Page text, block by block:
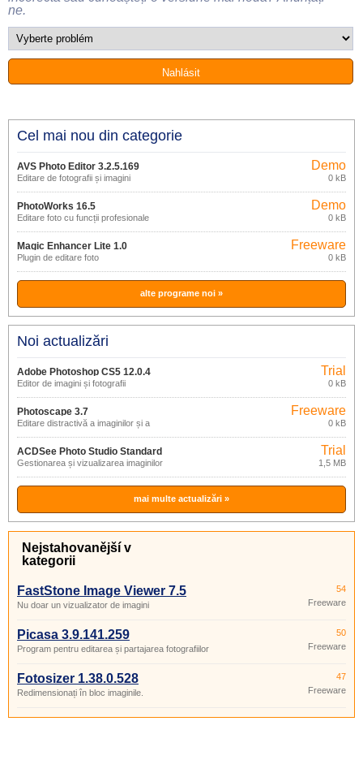
ne.
Cel mai nou din categorie
AVS Photo Editor 3.2.5.169
Editare de fotografii și imagini
Demo
0 kB
PhotoWorks 16.5
Editare foto cu funcții profesionale
Demo
0 kB
Magic Enhancer Lite 1.0
Plugin de editare foto
Freeware
0 kB
alte programe noi »
Noi actualizări
Adobe Photoshop CS5 12.0.4
Editor de imagini și fotografii
Trial
0 kB
Photoscape 3.7
Editare distractivă a imaginilor și a
Freeware
0 kB
ACDSee Photo Studio Standard
2021
Gestionarea și vizualizarea imaginilor
Trial
1,5 MB
mai multe actualizări »
Nejstahovanější v
kategorii
FastStone Image Viewer 7.5
Nu doar un vizualizator de imagini
54
Freeware
Picasa 3.9.141.259
Program pentru editarea și partajarea fotografiilor
50
Freeware
Fotosizer 1.38.0.528
Redimensionați în bloc imaginile.
47
Freeware